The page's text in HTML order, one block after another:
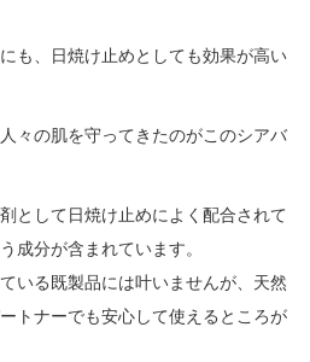
も、日焼け止めとしても効果が高い
々の肌を守ってきたのがこのシアバ
として日焼け止めによく配合されて
成分が含まれています。
いる既製品には叶いませんが、天然
トナーでも安心して使えるところが